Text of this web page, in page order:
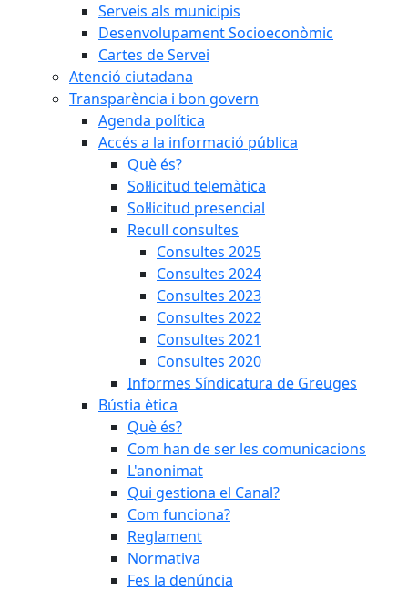
Serveis als municipis
Desenvolupament Socioeconòmic
Cartes de Servei
Atenció ciutadana
Transparència i bon govern
Agenda política
Accés a la informació pública
Què és?
Sol·licitud telemàtica
Sol·licitud presencial
Recull consultes
Consultes 2025
Consultes 2024
Consultes 2023
Consultes 2022
Consultes 2021
Consultes 2020
Informes Síndicatura de Greuges
Bústia ètica
Què és?
Com han de ser les comunicacions
L'anonimat
Qui gestiona el Canal?
Com funciona?
Reglament
Normativa
Fes la denúncia